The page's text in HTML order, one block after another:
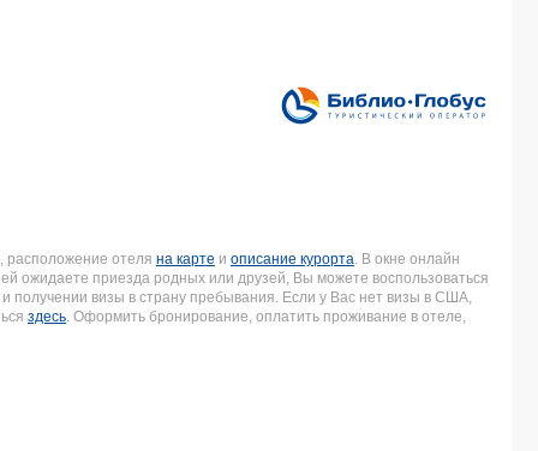
, расположение отеля на карте и описание курорта. В окне онлайн
ожидаете приезда родных или друзей, Вы можете воспользоваться
получении визы в страну пребывания. Если у Вас нет визы в США,
здесь. Оформить бронирование, оплатить проживание в отеле,